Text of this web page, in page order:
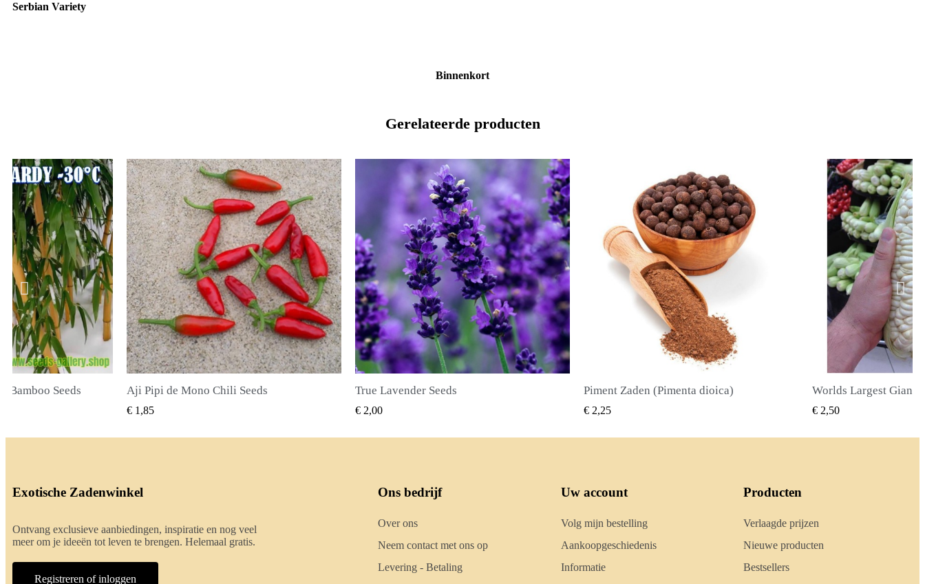
Serbian Variety
Binnenkort
Gerelateerde producten
BEKIJKEN
Chili Seeds SNEL BEKIJKEN
True Lavender Seeds
€ 2,00
SNEL BEKIJKEN
Piment Zaden (Pimenta dioica)
€ 2,25
SNEL BEKIJKEN Worlds Largest Giant Corn Zaden Cuzco - Cusco
€ 2,50 € 2,40
Exotische Zadenwinkel
Ontvang exclusieve aanbiedingen, inspiratie en nog veel
meer om je ideeën tot leven te brengen. Helemaal gratis.
Registreren of inloggen
Ons bedrijf
Over ons
Neem contact met ons op
Levering - Betaling
Uw account
Volg mijn bestelling
Aankoopgeschiedenis
Informatie
Producten
Verlaagde prijzen
Nieuwe producten
Bestsellers